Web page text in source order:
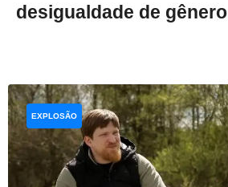
desigualdade de gênero
EXPLOSÃO